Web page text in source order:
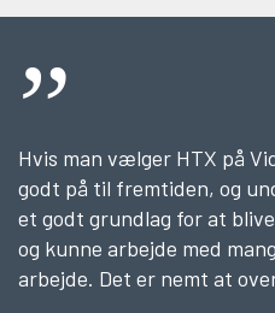
Hvis man vælger HTX på
godt på til fremtiden, og
et godt grundlag for at
og kunne arbejde med
arbejde. Det er nemt at